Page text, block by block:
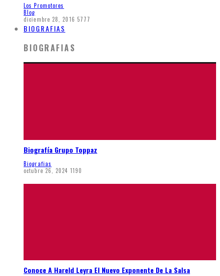
Los Promotores
Blog
diciembre 28, 2016 5777
BIOGRAFIAS
BIOGRAFIAS
Biografía Grupo Toppaz
Biografias
octubre 26, 2024 1190
Conoce A Hareld Leyra El Nuevo Exponente De La Salsa